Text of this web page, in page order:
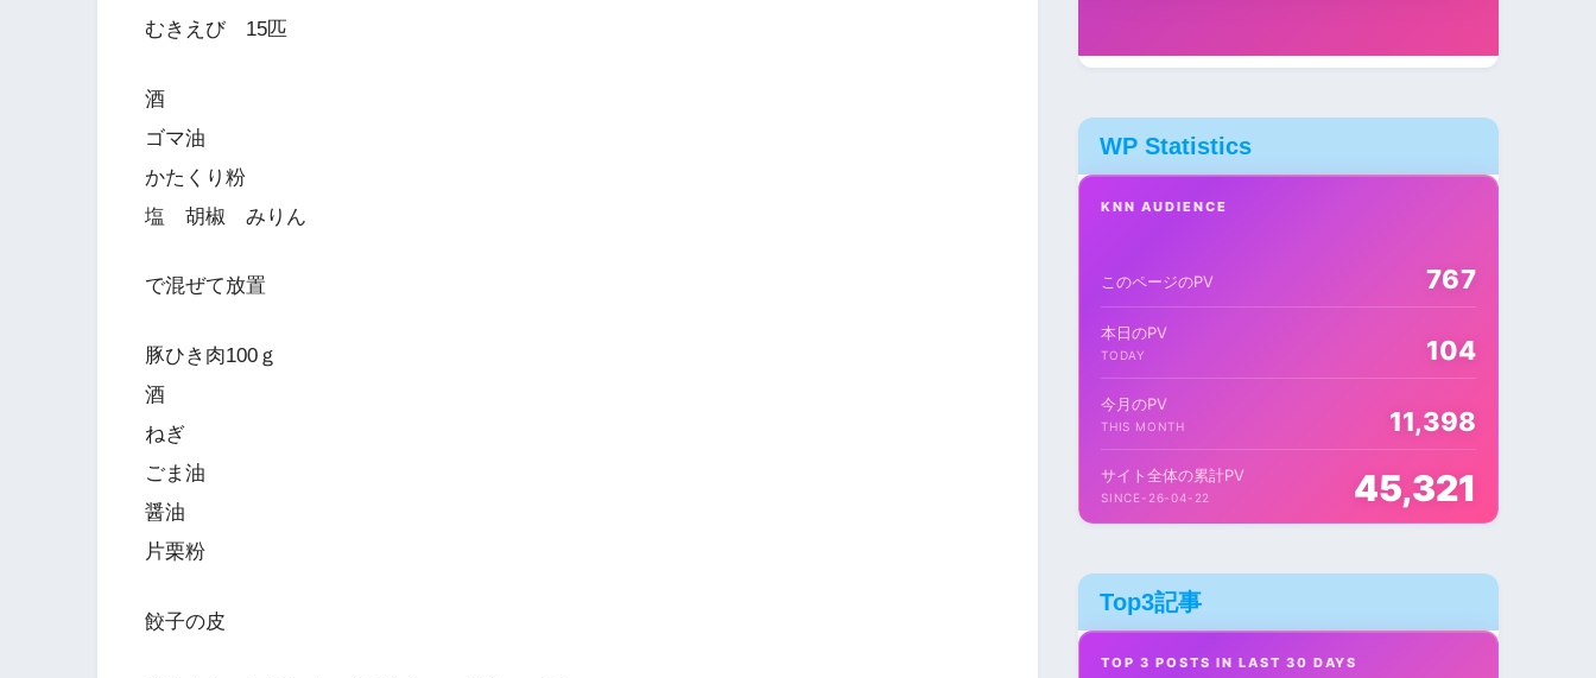
むきえび 15匹
酒
ゴマ油
かたくり粉
塩 胡椒 みりん
で混ぜて放置
豚ひき肉100ｇ
酒
ねぎ
ごま油
醤油
片栗粉
餃子の皮
WP Statistics
KNN AUDIENCE
このページのPV 767
本日のPV
TODAY 104
今月のPV
THIS MONTH 11,398
サイト全体の累計PV
SINCE-26-04-22 45,321
Top3記事
TOP 3 POSTS IN LAST 30 DAYS